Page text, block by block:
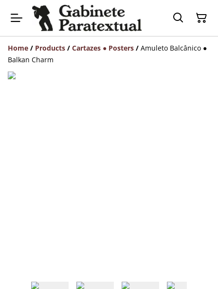
Home / Products / Cartazes ● Posters / Amuleto Balcânico ●
Balkan Charm